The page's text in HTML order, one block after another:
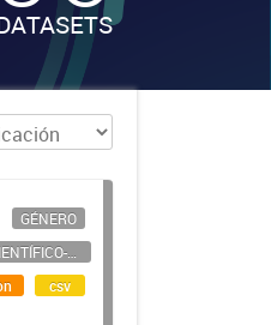
GÉNERO
PERSONAL CIENTÍFICO-TECNOLÓGICO
csv